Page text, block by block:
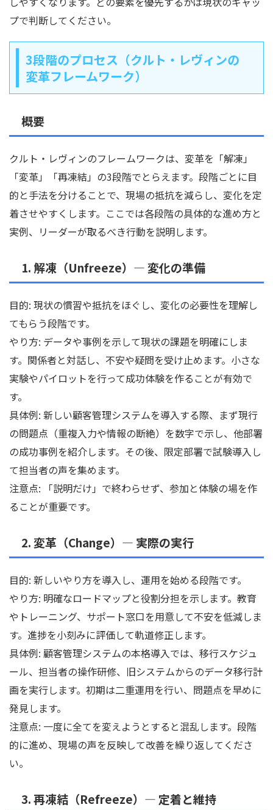
プで判断してください。
3段階のプロセス（クルト・レヴィンの
変革フレームワーク）
概要
クルト・レヴィンのフレームワークは、変革を「解凍」
「変革」「再凍結」の3段階でとらえます。段階ごとに目
的と手法を分けることで、現場の抵抗を減らし、変化を定
着させやすくします。ここでは各段階の具体的な進め方と
実例、リーダーが取るべき行動を説明します。
1. 解凍（Unfreeze）— 変化の準備
目的: 現状の慣習や抵抗をほぐし、変化の必要性を理解し
てもらう段階です。
やり方: データや事例を示して現状の課題を明確にしま
す。関係者と対話し、不安や疑問を受け止めます。小さな
実験やパイロットを行って成功体験を作ることが有効で
す。
具体例: 新しい顧客管理システムを導入する際、まず現行
の問題点（重複入力や情報の断絶）を数字で示し、他部署
の成功事例を紹介します。その後、限定部署で試験導入し
て担当者の声を集めます。
注意点: 「説明だけ」で終わらせず、参加と体験の場を作
ることが重要です。
2. 変革（Change）— 実際の実行
目的: 新しいやり方を導入し、運用を始める段階です。
やり方: 明確なロードマップと役割分担を示します。教育
やトレーニング、サポート窓口を用意して不安を低減しま
す。進捗を小刻みに評価して軌道修正します。
具体例: 顧客管理システムの本格導入では、移行スケジュ
ール、担当者の操作研修、旧システムからのデータ移行計
画を実行します。初期は二重運用を行い、問題点を早めに
発見します。
注意点: 一度に全てを変えようとすると混乱します。段階
的に進め、現場の声を反映して改善を繰り返してくださ
い。
3. 再凍結（Refreeze）— 定着と維持